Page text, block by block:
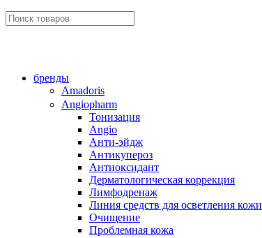
бренды
Amadoris
Angiopharm
Тонизация
Angio
Анти-эйдж
Антикупероз
Антиоксидант
Дерматологическая коррекция
Лимфодренаж
Линия средств для осветления кожи
Очищение
Проблемная кожа